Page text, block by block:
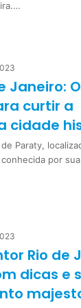
Janeiro:
curtir a
cidade
Paraty,
por
Rio de
dicas e